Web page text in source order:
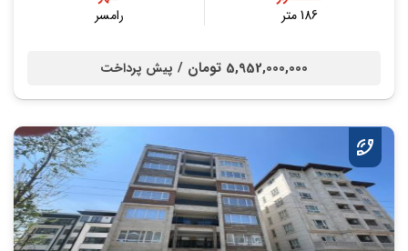
186 متر
رامسر
5,952,000,000 تومان / پیش پرداخت